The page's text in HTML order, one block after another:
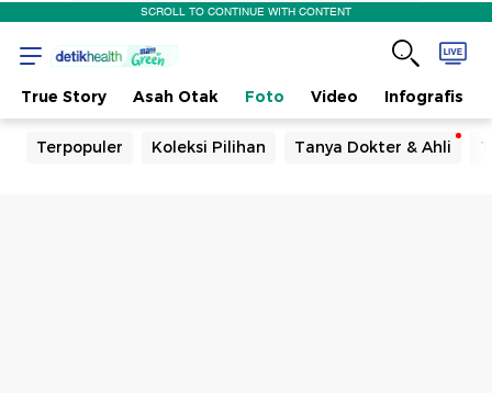
SCROLL TO CONTINUE WITH CONTENT
True Story Asah Otak Foto Video Infografis
Terpopuler Koleksi Pilihan Tanya Dokter & Ahli